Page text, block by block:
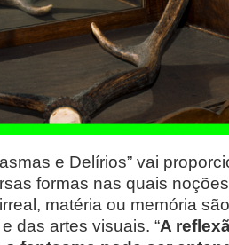
e Delírios” vai
formas nas quais
matéria ou memória
das artes visuais. “A